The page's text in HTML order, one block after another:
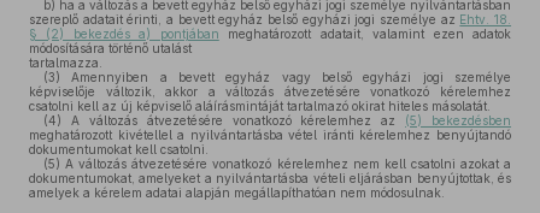
b) ha a változás a bevett egyház belső egyházi jogi személye nyilvántartásban
szereplő adatait érinti, a bevett egyház belső egyházi jogi személye az Ehtv. 18.
§ (2) bekezdés a) pontjában meghatározott adatait, valamint ezen adatok
módosítására történő utalást
tartalmazza.
(3) Amennyiben a bevett egyház vagy belső egyházi jogi személye
képviselője változik, akkor a változás átvezetésére vonatkozó kérelemhez
csatolni kell az új képviselő aláírásmintáját tartalmazó okirat hiteles másolatát.
(4) A változás átvezetésére vonatkozó kérelemhez az (5) bekezdésben
meghatározott kivétellel a nyilvántartásba vétel iránti kérelemhez benyújtandó
dokumentumokat kell csatolni.
(5) A változás átvezetésére vonatkozó kérelemhez nem kell csatolni azokat a
dokumentumokat, amelyeket a nyilvántartásba vételi eljárásban benyújtottak, és
amelyek a kérelem adatai alapján megállapíthatóan nem módosulnak.